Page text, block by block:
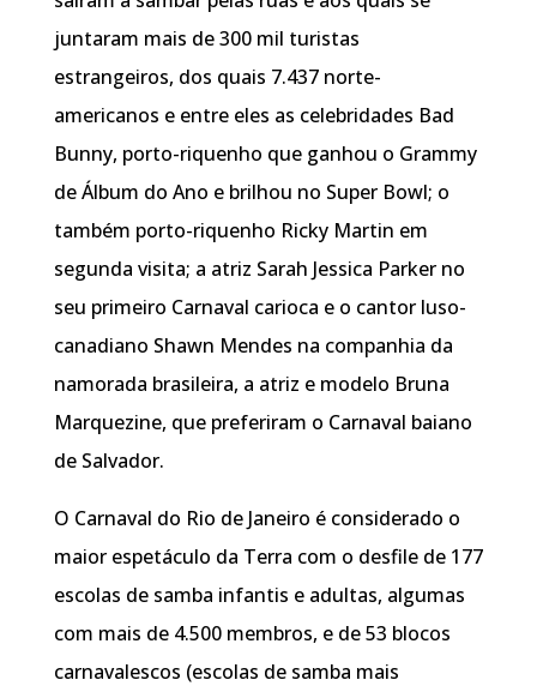
juntaram mais de 300 mil turistas
estrangeiros, dos quais 7.437 norte-
americanos e entre eles as celebridades Bad
Bunny, porto-riquenho que ganhou o Grammy
de Álbum do Ano e brilhou no Super Bowl; o
também porto-riquenho Ricky Martin em
segunda visita; a atriz Sarah Jessica Parker no
seu primeiro Carnaval carioca e o cantor luso-
canadiano Shawn Mendes na companhia da
namorada brasileira, a atriz e modelo Bruna
Marquezine, que preferiram o Carnaval baiano
de Salvador.
O Carnaval do Rio de Janeiro é considerado o
maior espetáculo da Terra com o desfile de 177
escolas de samba infantis e adultas, algumas
com mais de 4.500 membros, e de 53 blocos
carnavalescos (escolas de samba mais